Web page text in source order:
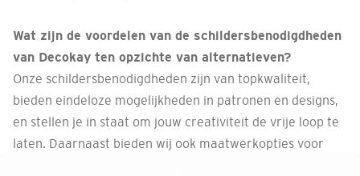
Wat zijn de voordelen van de schildersbenodigdheden
van Decokay ten opzichte van alternatieven?
Onze schildersbenodigdheden zijn van topkwaliteit,
bieden eindeloze mogelijkheden in patronen en designs,
en stellen je in staat om jouw creativiteit de vrije loop te
laten. Daarnaast bieden wij ook maatwerkopties voor